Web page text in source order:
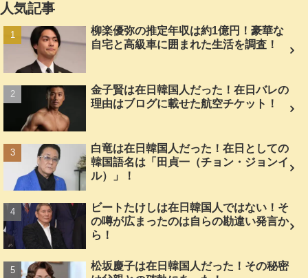
人気記事
柳楽優弥の推定年収は約1億円！豪華な
自宅と高級車に囲まれた生活を調査！
金子賢は在日韓国人だった！在日バレの
理由はブログに載せた航空チケット！
白竜は在日韓国人だった！在日としての
韓国語名は「田貞一（チョン・ジョンイ
ル）」！
ビートたけしは在日韓国人ではない！そ
の噂が広まったのは自らの勘違い発言か
ら！
松坂慶子は在日韓国人だった！その秘密